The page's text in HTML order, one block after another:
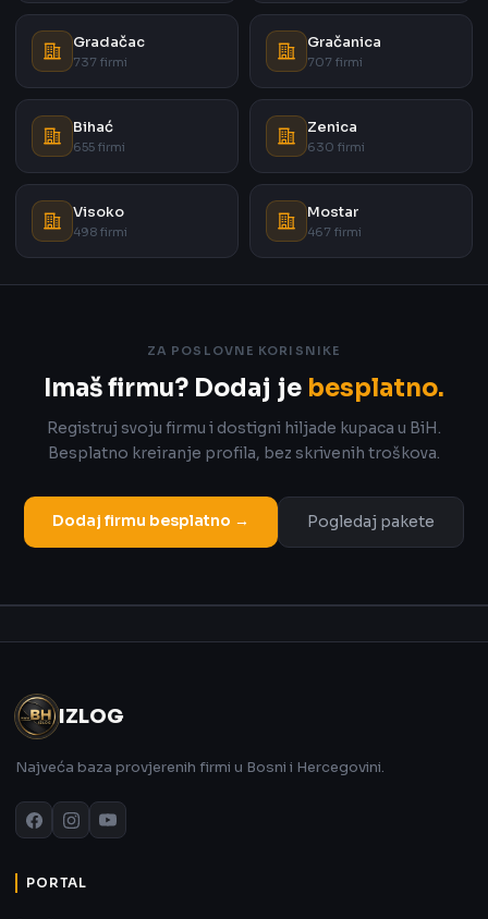
Gradačac
737 firmi
Gračanica
707 firmi
Bihać
655 firmi
Zenica
630 firmi
Visoko
498 firmi
Mostar
467 firmi
ZA POSLOVNE KORISNIKE
Imaš firmu? Dodaj je besplatno.
Registruj svoju firmu i dostigni hiljade kupaca u BiH.
Besplatno kreiranje profila, bez skrivenih troškova.
Dodaj firmu besplatno → Pogledaj pakete
IZLOG
Najveća baza provjerenih firmi u Bosni i Hercegovini.
PORTAL